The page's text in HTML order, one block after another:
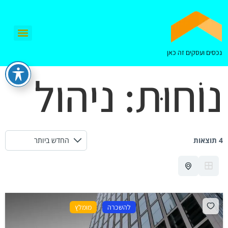
נכסים ועסקים זה כאן
נוֹחוּת: ניהול
4 תוצאות
להשכרה מומלץ